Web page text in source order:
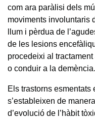
com ara paràlisi dels
moviments involuntaris
llum i pèrdua de
de les lesions
procedeixi al
o conduir a la demència.
Els trastorns esmentats
s’estableixen de
d’evolució de l’hàbit